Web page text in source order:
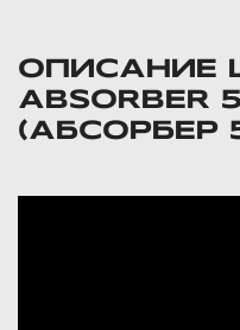
ОПИСАНИЕ
(АБСОРБЕР